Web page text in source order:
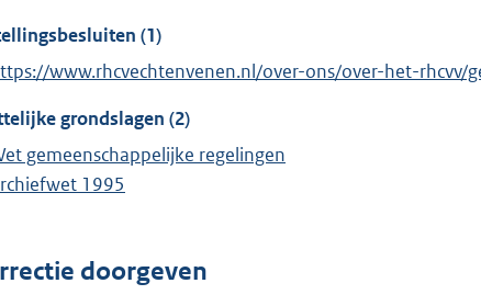
(1)
www.rhcvechtenvenen.nl/over-ons/over-het-rhcvv/
grondslagen (2)
gemeenschappelijke regelingen
1995
doorgeven